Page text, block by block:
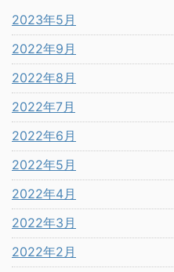
2023年5月
2022年9月
2022年8月
2022年7月
2022年6月
2022年5月
2022年4月
2022年3月
2022年2月